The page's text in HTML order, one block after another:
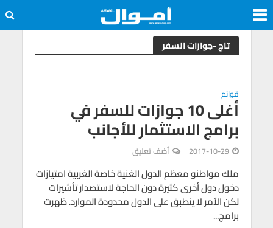
تاج -جوازات السفر
قوائم
أغلى 10 جوازات للسفر في
برامج الاستثمار للأجانب
2017-10-29 أضف تعليق
ملك مواطنو معظم الدول الغنية خاصة الغربية امتيازات
دخول دول أخرى كثيرة دون الحاجة لاستصدار تأشيرات
لكن الأمر لا ينطبق على الدول محدودة الموارد. ظهرت
برامج...